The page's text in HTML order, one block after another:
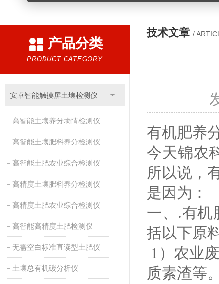
产品分类
PRODUCT CATEGORY
安卓智能触摸屏土壤检测仪
高智能土壤养分墒情检测仪
高智能土壤肥料养分检测仪
高智能土肥农业综合检测仪
高精度土壤肥料养分检测仪
高精度土肥农业综合检测仪
高智能高精度土肥检测仪
无需空白标准直读型土肥仪
土壤总有机碳分析仪
技术文章 /
有机肥养
今天锦农
所以说，
是因为：
一、.有机
括以下原
1）农业
质素渣等